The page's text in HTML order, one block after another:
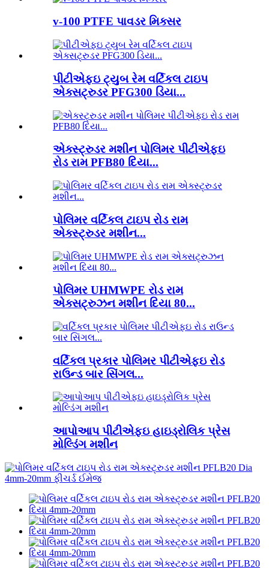
v-100 PTFE પાવડર મિક્સર
પીટીએફઇ ટ્યુબ રેમ વર્ટિકલ ટાઇપ
એક્સટ્રુડર PFG300 ડિયા...
એક્સ્ટ્રુડર મશીન પોલિમર પીટીએફઇ
રોડ રામ PFB80 દિયા...
પોલિમર વર્ટિકલ ટાઇપ રોડ રામ
એક્સ્ટ્રુડર મશીન...
પોલિમર UHMWPE રોડ રામ
એક્સટ્રુઝન મશીન દિયા 80...
વર્ટિકલ પ્રકાર પોલિમર પીટીએફઇ રોડ
રાઉન્ડ બાર સિંગલ...
આપોઆપ પીટીએફઇ હાઇડ્રોલિક પ્રેસ
મોલ્ડિંગ મશીન